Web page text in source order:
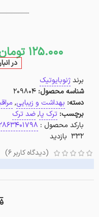
125.000
در
برندژنوبایوتیک
شناسه محصول: 209804
دسته: بهداشت و زیبایی,
برچسب: ترک پا,ضد ترک
بارکد محصول :
332 بازدید
(دیدگاه کاربر 6
)